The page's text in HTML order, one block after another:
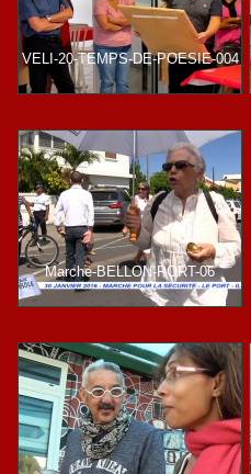
VELI-20-TEMPS-DE-POESIE-004
Marche-BELLON-PORT-06